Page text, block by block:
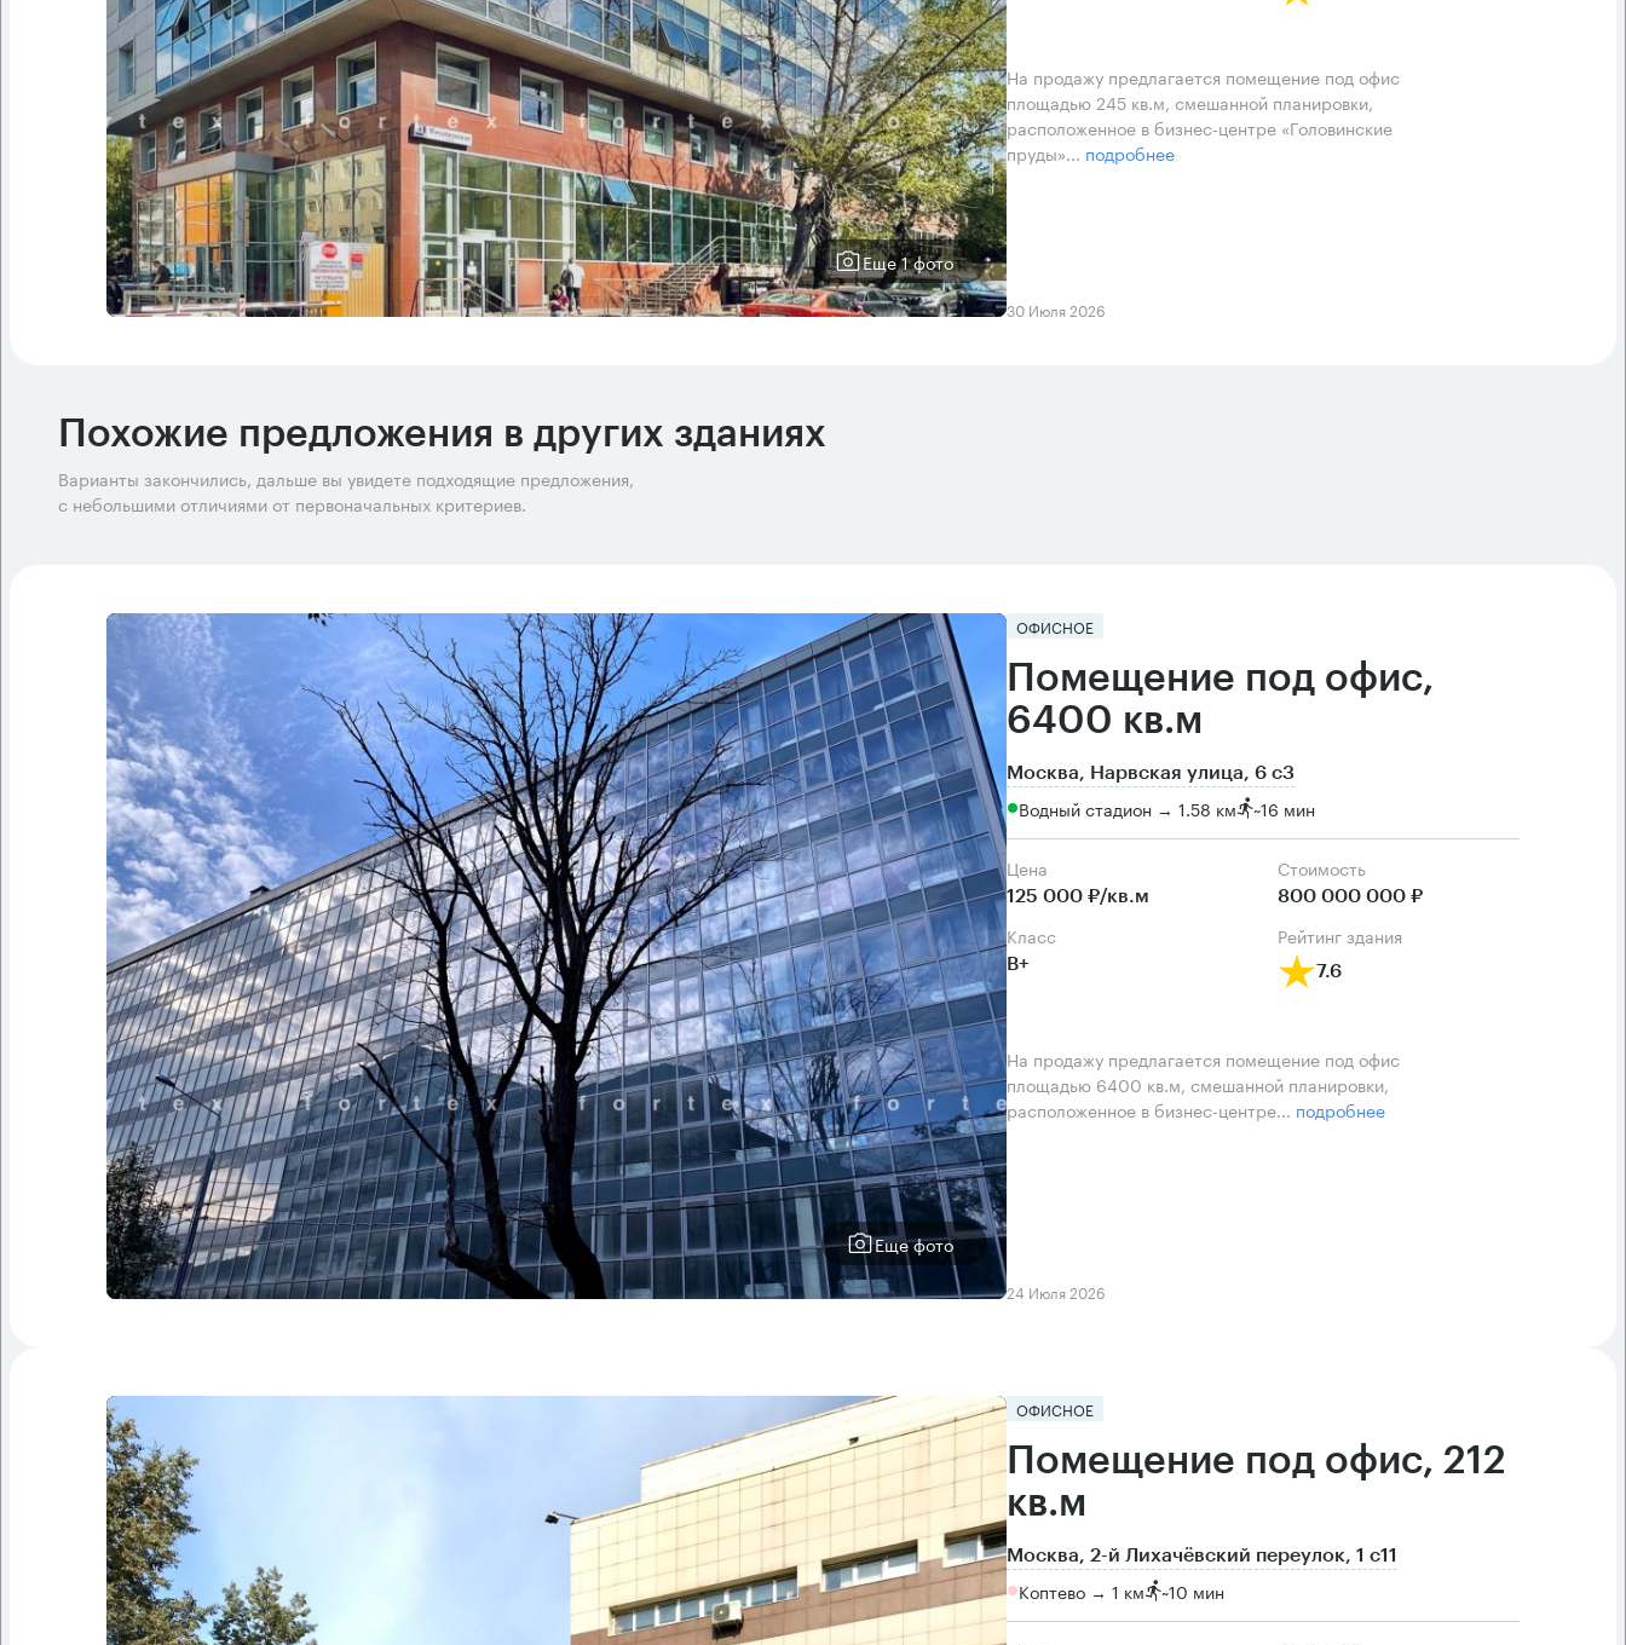
Еще 1 фото
На продажу предлагается помещение под офис
площадью 245 кв.м, смешанной планировки,
расположенное в бизнес-центре «Головинские
пруды»... подробнее
30 Июля 2026
Похожие предложения в других зданиях
Варианты закончились, дальше вы увидете подходящие предложения,
с небольшими отличиями от первоначальных критериев.
Еще фото
ОФИСНОЕ
Помещение под офис,
6400 кв.м
Москва, Нарвская улица, 6 с3
Водный стадион → 1.58 км ~16 мин
Цена
125 000 ₽/кв.м
Cтоимость
800 000 000 ₽
класс
B+
рейтинг здания
7.6
На продажу предлагается помещение под офис
площадью 6400 кв.м, смешанной планировки,
расположенное в бизнес-центре... подробнее
24 Июля 2026
ОФИСНОЕ
Помещение под офис, 212
кв.м
Москва, 2-й Лихачёвский переулок, 1 с11
Коптево → 1 км ~10 мин